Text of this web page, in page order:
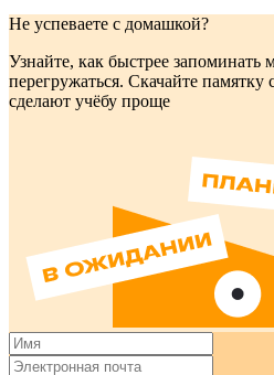
Не успеваете с домашкой?
Узнайте, как быстрее запоминать
перегружаться. Скачайте памятку
сделают учёбу проще